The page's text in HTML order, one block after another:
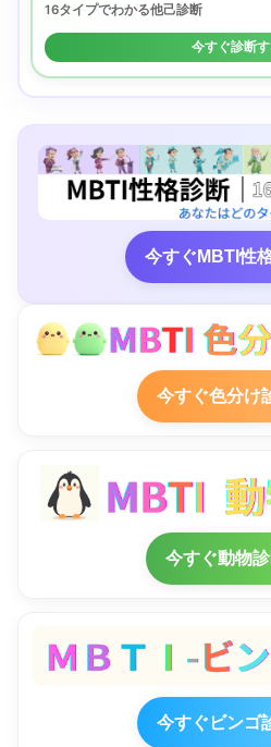
16タイプでわかる他己診断
今すぐ診断
今すぐMBTI性
今すぐ色分け
今すぐ動物
今すぐビンゴ